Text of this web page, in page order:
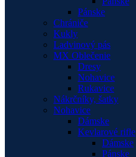
Pánske
Chrániče
Kukly
Ladvinový pás
MX Oblečenie
Dresy
Nohavice
Rukavice
Nákrčníky, šatky
Nohavice
Dámske
Kevlarové rifle
Dámske
Pánske